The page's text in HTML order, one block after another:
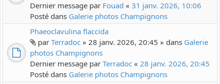
Dernier message par Fouad « 31 janv. 2026, 10:06
Posté dans Galerie photos Champignons
Phaeoclavulina flaccida
par Terradoc » 28 janv. 2026, 20:45 » dans Galerie
photos Champignons
Dernier message par Terradoc « 28 janv. 2026, 20:45
Posté dans Galerie photos Champignons